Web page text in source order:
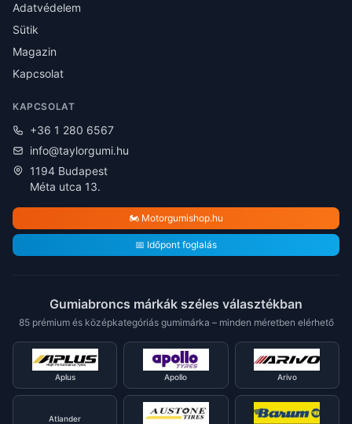
Adatvédelem
Sütik
Magazin
Kapcsolat
KAPCSOLAT
+36 1 280 6567
info@taylorgumi.hu
1194 Budapest
Méta utca 13.
🏍️ Motorgumishop.hu
📅 Időpont foglalás
Gumiabroncs márkák széles választékban
85 prémium és középkategóriás gumimárka – minden méretben elérhető
Aplus Apollo Arivo
Atlander